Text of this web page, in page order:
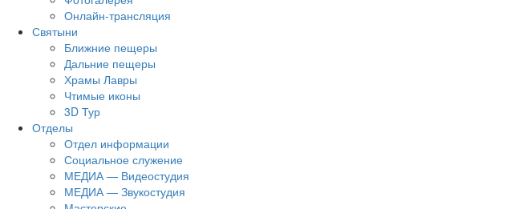
Онлайн-трансляция
Святыни
Ближние пещеры
Дальние пещеры
Храмы Лавры
Чтимые иконы
3D Тур
Отделы
Отдел информации
Социальное служение
МЕДИА — Видеостудия
МЕДИА — Звукостудия